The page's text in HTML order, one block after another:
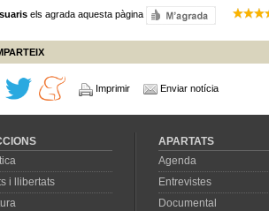
els agrada aquesta pàgina
Imprimir Enviar notícia
i llibertats
APARTATS
Agenda
Entrevistes
Documental